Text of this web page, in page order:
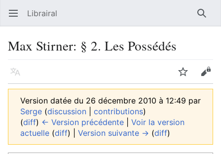
Ouvrir le menu principal Librairal
Max Stirner: § 2. Les Possédés
Langue Suivre
Version datée du 26 décembre 2010 à 12:49 par
Serge (discussion contributions)
(diff) ← Version précédente
Voir la version
actuelle (diff) | Version suivante → (diff)